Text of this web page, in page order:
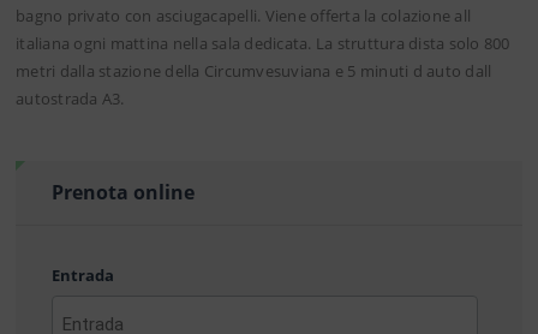
bagno privato con asciugacapelli. Viene offerta la colazione all
italiana ogni mattina nella sala dedicata. La struttura dista solo 800
metri dalla stazione della Circumvesuviana e 5 minuti d auto dall
autostrada A3.
Prenota online
Entrada